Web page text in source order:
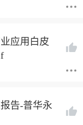
应用白皮
告-普华永